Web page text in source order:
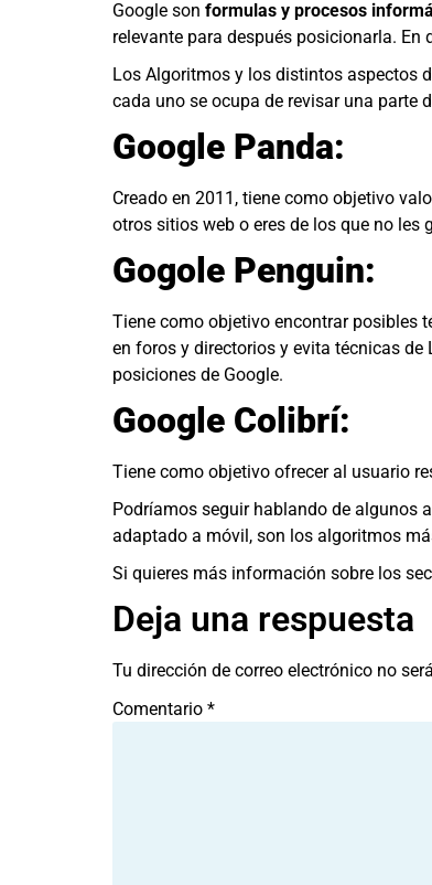
Google son formulas y procesos
relevante para después posicionarla. En
Los Algoritmos y los distintos aspectos
cada uno se ocupa de revisar una parte
Google Panda:
Creado en 2011, tiene como objetivo
otros sitios web o eres de los que no les
Gogole Penguin:
Tiene como objetivo encontrar posibles
en foros y directorios y evita técnicas
posiciones de Google.
Google Colibrí:
Tiene como objetivo ofrecer al usuario
Podríamos seguir hablando de algunos
adaptado a móvil, son los algoritmos
Si quieres más información sobre los
Deja una respuesta
Tu dirección de correo electrónico no
Comentario *